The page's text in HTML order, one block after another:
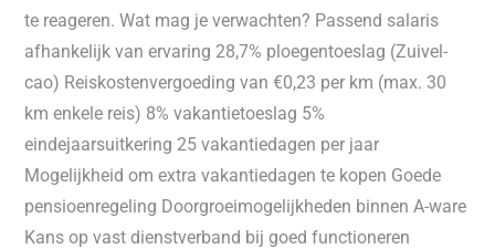
te reageren. Wat mag je verwachten? Passend salaris
afhankelijk van ervaring 28,7% ploegentoeslag (Zuivel-
cao) Reiskostenvergoeding van €0,23 per km (max. 30
km enkele reis) 8% vakantietoeslag 5%
eindejaarsuitkering 25 vakantiedagen per jaar
Mogelijkheid om extra vakantiedagen te kopen Goede
pensioenregeling Doorgroeimogelijkheden binnen A-ware
Kans op vast dienstverband bij goed functioneren